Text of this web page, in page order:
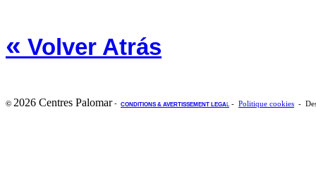
« Volver Atrás
© 2026 Centres Palomar- CONDITIONS & AVERTISSEMENT LEGAL - Politique cookies -